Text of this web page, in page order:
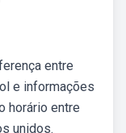
entre
e informações
horário entre
unidos.